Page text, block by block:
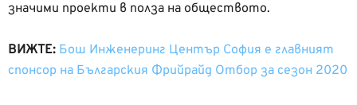
значими проекти в полза на обществото.
ВИЖТЕ: Бош Инженеринг Център София e главният
спонсор на Българския Фрийрайд Отбор за сезон 2020